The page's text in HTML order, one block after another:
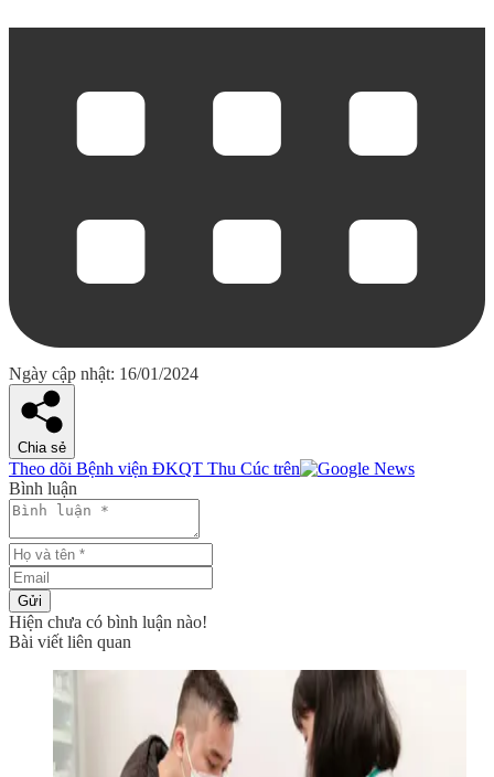
Ngày cập nhật: 16/01/2024
Chia sẻ
Theo dõi Bệnh viện ĐKQT Thu Cúc trên
Bình luận
Gửi
Hiện chưa có bình luận nào!
Bài viết liên quan